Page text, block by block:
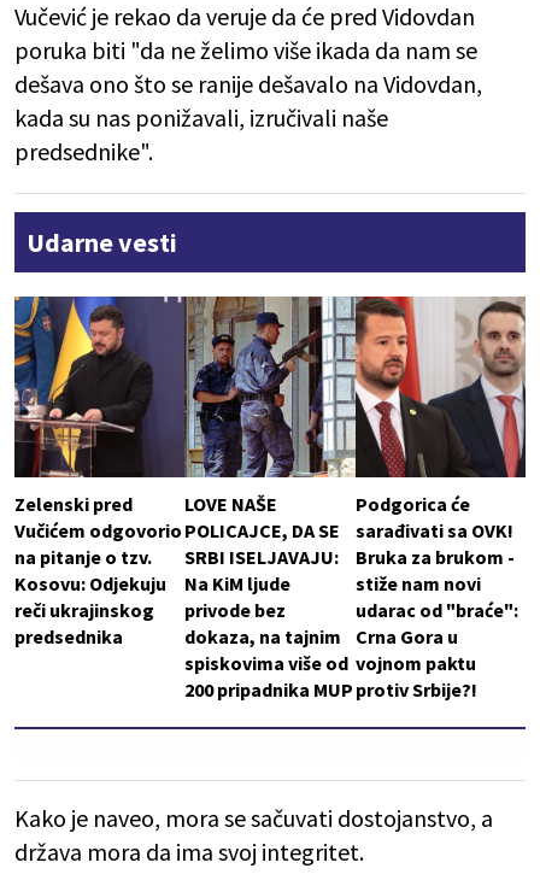
Vučević je rekao da veruje da će pred Vidovdan
poruka biti "da ne želimo više ikada da nam se
dešava ono što se ranije dešavalo na Vidovdan,
kada su nas ponižavali, izručivali naše
predsednike".
Udarne vesti
Zelenski pred
Vučićem odgovorio
na pitanje o tzv.
Kosovu: Odjekuju
reči ukrajinskog
predsednika
LOVE NAŠE
POLICAJCE, DA SE
SRBI ISELJAVAJU:
Na KiM ljude
privode bez
dokaza, na tajnim
spiskovima više od
200 pripadnika MUP
Podgorica će
sarađivati sa OVK!
Bruka za brukom -
stiže nam novi
udarac od "braće":
Crna Gora u
vojnom paktu
protiv Srbije?!
Kako je naveo, mora se sačuvati dostojanstvo, a
država mora da ima svoj integritet.